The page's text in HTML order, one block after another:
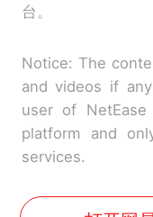
台。
Notice: The
and videos if
user of
platform and
services.